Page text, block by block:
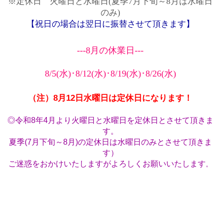
のみ)
【祝日の場合は翌日に振替させて頂きます】
---8月の休業日---
8/5(水)･8/12(水)･8/19(水)･8/26(水)
（注）8月12日水曜日は定休日になります！
◎令和8年4月より火曜日と水曜日を定休日とさせて頂きま
す。
夏季(7月下旬～8月)の定休日は水曜日のみとさせて頂きま
す）
ご迷惑をおかけいたしますがよろしくお願いいたします。